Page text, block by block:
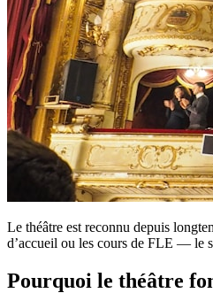
Le théâtre est reconnu depuis
d’accueil ou les cours de FLE — le
Pourquoi le théâtre